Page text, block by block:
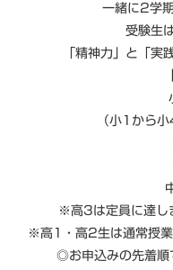
一緒に2学
受験生
「精神力」と「実
（小1から
※高3は定員に達し
※高1・高2生は通常授業
◎お申込みの先着順